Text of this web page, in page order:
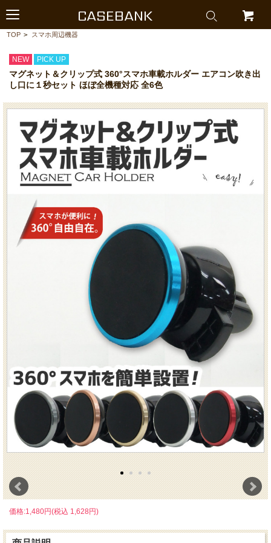
CASEBANK
TOP > スマホ周辺機器
NEW PICK UP
マグネット＆クリップ式 360°スマホ車載ホルダー エアコン吹き出
し口に１秒セット ほぼ全機種対応 全6色
価格:1,480円(税込 1,628円)